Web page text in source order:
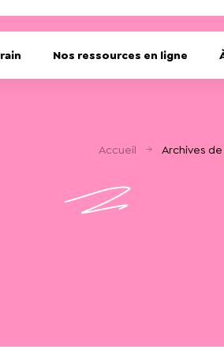
Nos ressources en ligne
Accueil Archives